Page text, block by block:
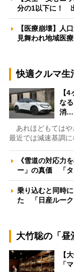
分の1以下に！
【医療崩壊】人
見舞われ地域医
快適クルマ生
【
な
消…
あれほどもてはや
最近では減速基調
《雪道の対応力
ー」の真価 「
乗り込むと同時
た 「日産ルー
大竹聡の「昼
【
「